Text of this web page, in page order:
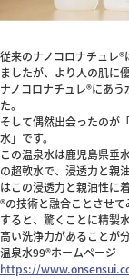
従来のナノコロナチュレ
ましたが、より人の肌に
ナノコロナチュレ®にあ
た。
そして偶然出会ったのが
水」です。
この温泉水は鹿児島県垂
の超軟水で、浸透力と親
はこの浸透力と親油性に
®の技術と融合ことさせて
すると、驚くことに精製
高い洗浄力があることが
温泉水99®ホームページ
https://